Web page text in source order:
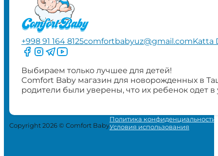
+998 91 164 8125comfortbabyuz@gmail.comKatta
Следите за нами на Facebook
Следите за нами в Instagram
Следите за нами в Telegram
Следите за нами в YouTube
Выбираем только лучшее для детей!
Comfort Baby магазин для новорожденных в
родители были уверены, что их ребенок одет
Copyright 2026 © Comfort Baby
Политика конфиденциальности
Условия использования